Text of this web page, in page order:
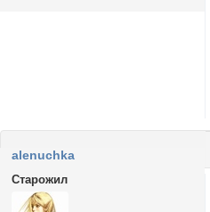
alenuchka
Старожил